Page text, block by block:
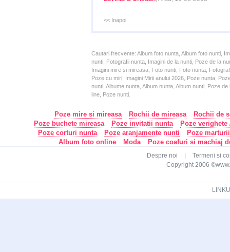
<< Inapoi
Cautari frecvente: Album foto nunta, Album foto nunti,
nunti, Fotografii nunta, Imagini de la nunti, Poze de la
Imagini mire si mireasa, Foto nunti, Foto nunta,
Poze cu miri, Imagini Mirii anului 2026, Poze nunta,
nunti, Albume nunta, Album nunta, Album nunti, Poze
line, Poze nunti.
Poze mire si mireasa Rochii de mireasa
Rochii de
Poze buchete mireasa
Poze invitatii nunta
Poze
Poze corturi nunta
Poze aranjamente nunti
Poze
Album foto online
Moda Poze coafuri si machiaj
Despre noi
Termeni si
Copyright 2006